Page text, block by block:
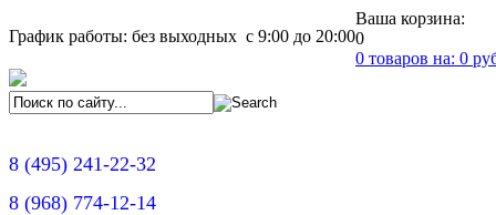
График работы: без выходных с 9:00 до 20:00
Ваша корзина:
0
0 товаров на: 0
8 (495) 241-22-32
8 (968) 774-12-14